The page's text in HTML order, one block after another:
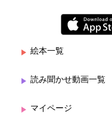
絵本一覧
読み聞かせ動画一覧
マイページ